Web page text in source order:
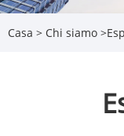
Casa > Chi siamo >